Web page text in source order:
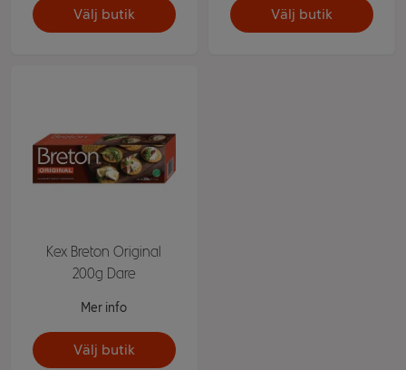
Välj butik Välj butik
Kex Breton Original
200g Dare
Mer info
Välj butik